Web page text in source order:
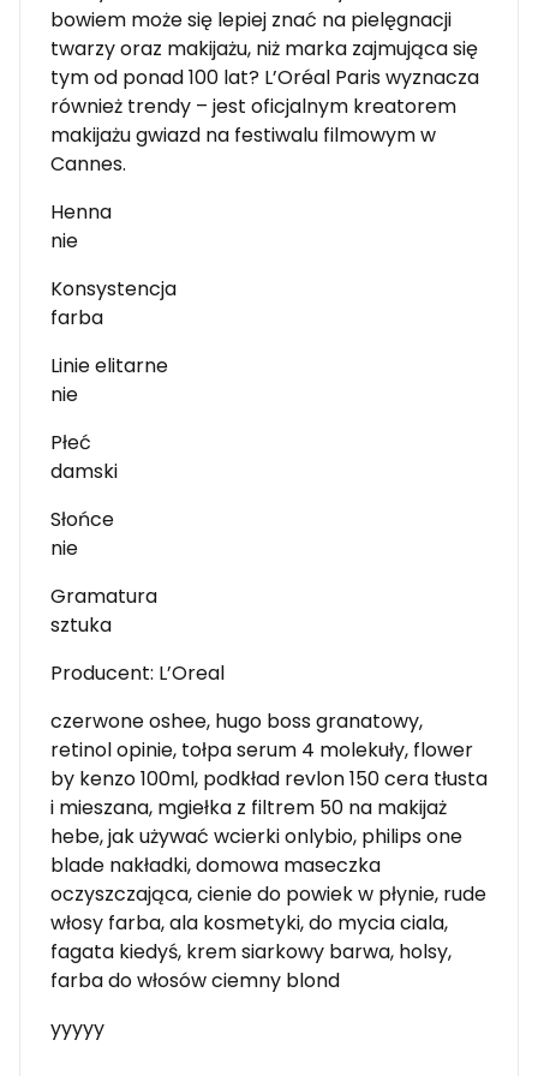
bowiem może się lepiej znać na pielęgnacji
twarzy oraz makijażu, niż marka zajmująca się
tym od ponad 100 lat? L’Oréal Paris wyznacza
również trendy – jest oficjalnym kreatorem
makijażu gwiazd na festiwalu filmowym w
Cannes.
Henna
nie
Konsystencja
farba
Linie elitarne
nie
Płeć
damski
Słońce
nie
Gramatura
sztuka
Producent: L’Oreal
czerwone oshee, hugo boss granatowy,
retinol opinie, tołpa serum 4 molekuły, flower
by kenzo 100ml, podkład revlon 150 cera tłusta
i mieszana, mgiełka z filtrem 50 na makijaż
hebe, jak używać wcierki onlybio, philips one
blade nakładki, domowa maseczka
oczyszczająca, cienie do powiek w płynie, rude
włosy farba, ala kosmetyki, do mycia ciala,
fagata kiedyś, krem siarkowy barwa, holsy,
farba do włosów ciemny blond
yyyyy